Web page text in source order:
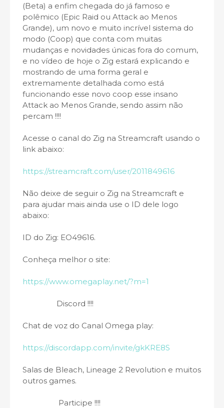
(Beta) a enfim chegada do já famoso e
polêmico (Epic Raid ou Attack ao Menos
Grande), um novo e muito incrível sistema do
modo (Coop) que conta com muitas
mudanças e novidades únicas fora do comum,
e no vídeo de hoje o Zig estará explicando e
mostrando de uma forma geral e
extremamente detalhada como está
funcionando esse novo coop esse insano
Attack ao Menos Grande, sendo assim não
percam !!!!
Acesse o canal do Zig na Streamcraft usando o
link abaixo:
https://streamcraft.com/user/2011849616
Não deixe de seguir o Zig na Streamcraft e
para ajudar mais ainda use o ID dele logo
abaixo:
ID do Zig: EO49616.
Conheça melhor o site:
https://www.omegaplay.net/?m=1
Discord !!!!
Chat de voz do Canal Omega play:
https://discordapp.com/invite/gkKRE8S
Salas de Bleach, Lineage 2 Revolution e muitos
outros games.
Participe !!!!